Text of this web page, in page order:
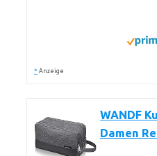
* Anzeige
WANDF
Damen